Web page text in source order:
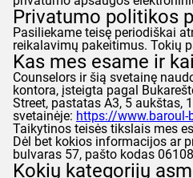
Privatumo politikos
Pasiliekame teisę periodiškai
reikalavimų pakeitimus. Tokių
Kas mes esame ir
Counselors ir šią svetainę
kontora, įsteigta pagal
Street, pastatas A3, 5 aukštas,
svetainėje: https://
Taikytinos teisės tikslais mes
Dėl bet kokios informacijos ar
bulvaras 57, pašto kodas
Kokių kategorijų